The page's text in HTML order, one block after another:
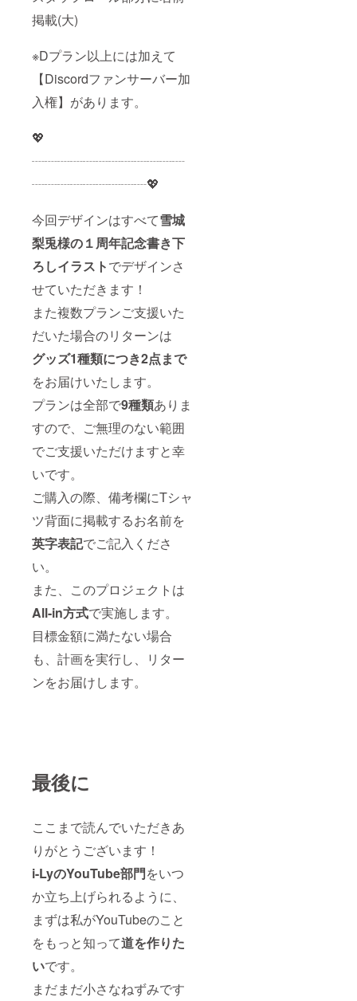
掲載(大)
※Dプラン以上には加えて
【Discordファンサーバー加
入権】があります。
💖
┈┈┈┈┈┈┈┈┈┈┈┈
┈┈┈┈┈┈┈┈┈💖
今回デザインはすべて雪城
梨兎様の１周年記念書き下
ろしイラストでデザインさ
せていただきます！
また複数プランご支援いた
だいた場合のリターンは
グッズ1種類につき2点まで
をお届けいたします。
プランは全部で9種類ありま
すので、ご無理のない範囲
でご支援いただけますと幸
いです。
ご購入の際、備考欄にTシャ
ツ背面に掲載するお名前を
英字表記でご記入くださ
い。
また、このプロジェクトは
All-in方式で実施します。
目標金額に満たない場合
も、計画を実行し、リター
ンをお届けします。
最後に
ここまで読んでいただきあ
りがとうございます！
i-LyのYouTube部門をいつ
か立ち上げられるように、
まずは私がYouTubeのこと
をもっと知って道を作りた
いです。
まだまだ小さなねずみです